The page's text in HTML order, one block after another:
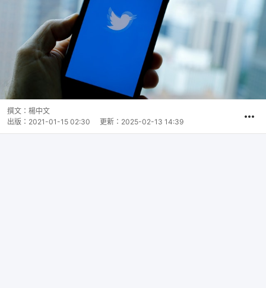
撰文： 楊中文
出版： 2021-01-15 02:30 更新： 2025-02-13 14:39